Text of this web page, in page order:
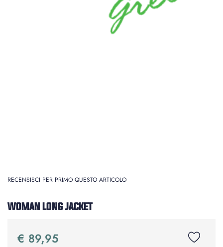
RECENSISCI PER PRIMO QUESTO ARTICOLO
WOMAN LONG JACKET
€ 89,95